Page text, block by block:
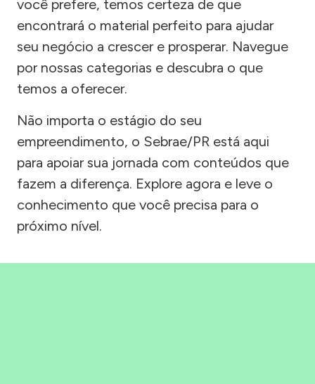
você prefere, temos certeza de que
encontrará o material perfeito para ajudar
seu negócio a crescer e prosperar. Navegue
por nossas categorias e descubra o que
temos a oferecer.
Não importa o estágio do seu
empreendimento, o Sebrae/PR está aqui
para apoiar sua jornada com conteúdos que
fazem a diferença. Explore agora e leve o
conhecimento que você precisa para o
próximo nível.